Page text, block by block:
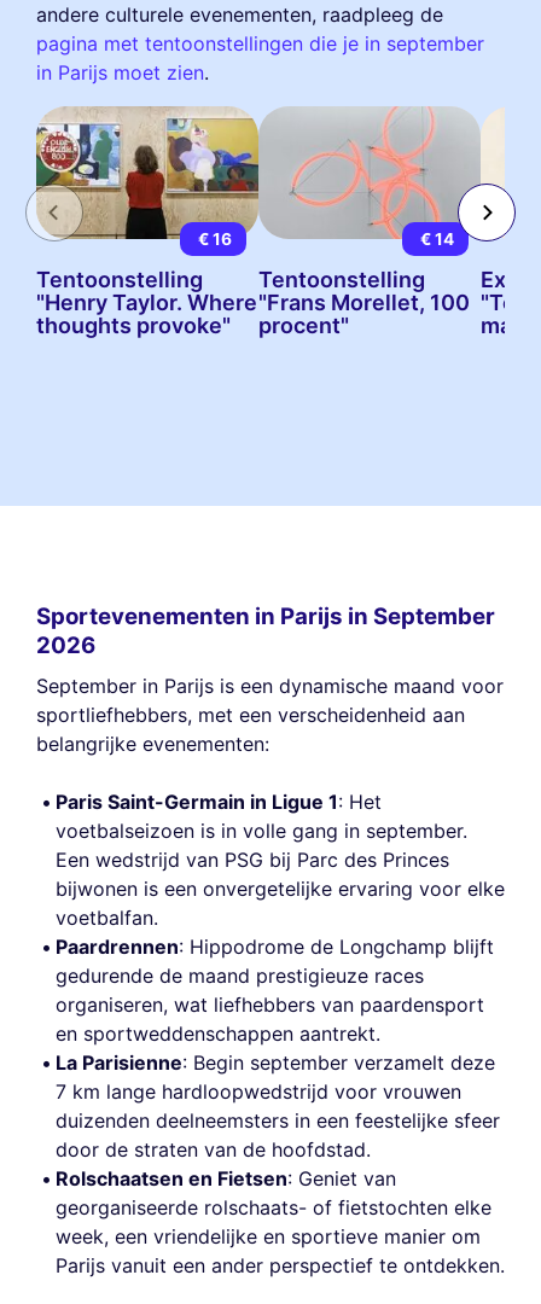
andere culturele evenementen, raadpleeg de
pagina met tentoonstellingen die je in september
in Parijs moet zien.
€ 16
Tentoonstelling
"Henry Taylor. Where
thoughts provoke"
€ 14
Tentoonstelling
"Frans Morellet, 100
procent"
Sportevenementen in Parijs in September
2026
September in Parijs is een dynamische maand voor
sportliefhebbers, met een verscheidenheid aan
belangrijke evenementen:
Paris Saint-Germain in Ligue 1: Het
voetbalseizoen is in volle gang in september.
Een wedstrijd van PSG bij Parc des Princes
bijwonen is een onvergetelijke ervaring voor elke
voetbalfan.
Paardrennen: Hippodrome de Longchamp blijft
gedurende de maand prestigieuze races
organiseren, wat liefhebbers van paardensport
en sportweddenschappen aantrekt.
La Parisienne: Begin september verzamelt deze
7 km lange hardloopwedstrijd voor vrouwen
duizenden deelneemsters in een feestelijke sfeer
door de straten van de hoofdstad.
Rolschaatsen en Fietsen: Geniet van
georganiseerde rolschaats- of fietstochten elke
week, een vriendelijke en sportieve manier om
Parijs vanuit een ander perspectief te ontdekken.